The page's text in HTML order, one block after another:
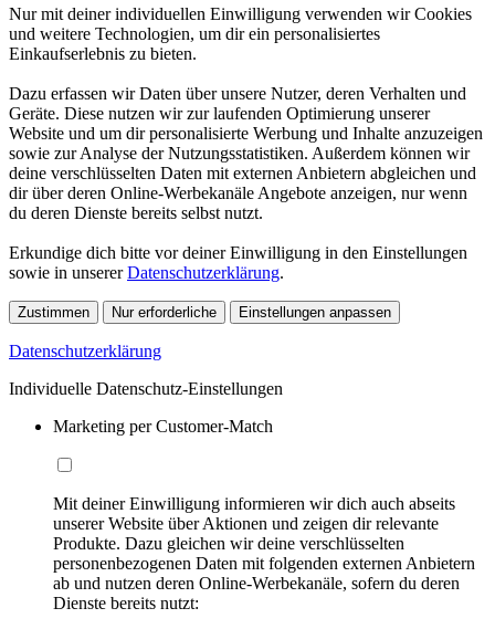
Nur mit deiner individuellen Einwilligung verwenden wir Cookies
und weitere Technologien, um dir ein personalisiertes
Einkaufserlebnis zu bieten.
Dazu erfassen wir Daten über unsere Nutzer, deren Verhalten und
Geräte. Diese nutzen wir zur laufenden Optimierung unserer
Website und um dir personalisierte Werbung und Inhalte anzuzeigen
sowie zur Analyse der Nutzungsstatistiken. Außerdem können wir
deine verschlüsselten Daten mit externen Anbietern abgleichen und
dir über deren Online-Werbekanäle Angebote anzeigen, nur wenn
du deren Dienste bereits selbst nutzt.
Erkundige dich bitte vor deiner Einwilligung in den Einstellungen
sowie in unsererDatenschutzerklärung.
Zustimmen Nur erforderliche Einstellungen anpassen
Datenschutzerklärung
Individuelle Datenschutz-Einstellungen
Marketing per Customer-Match
Mit deiner Einwilligung informieren wir dich auch abseits
unserer Website über Aktionen und zeigen dir relevante
Produkte. Dazu gleichen wir deine verschlüsselten
personenbezogenen Daten mit folgenden externen Anbietern
ab und nutzen deren Online-Werbekanäle, sofern du deren
Dienste bereits nutzt: